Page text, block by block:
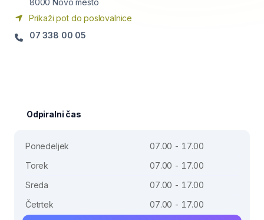
8000 Novo mesto
Prikaži pot do poslovalnice
07 338 00 05
Odpiralni čas
Ponedeljek
07.00 - 17.00
Torek
07.00 - 17.00
Sreda
07.00 - 17.00
Četrtek
07.00 - 17.00